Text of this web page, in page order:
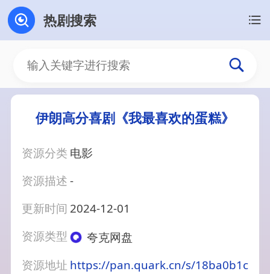
热剧搜索
伊朗高分喜剧《我最喜欢的蛋糕》
资源分类 电影
资源描述-
更新时间 2024-12-01
资源类型
夸克网盘
资源地址 https://pan.quark.cn/s/18ba0b1c